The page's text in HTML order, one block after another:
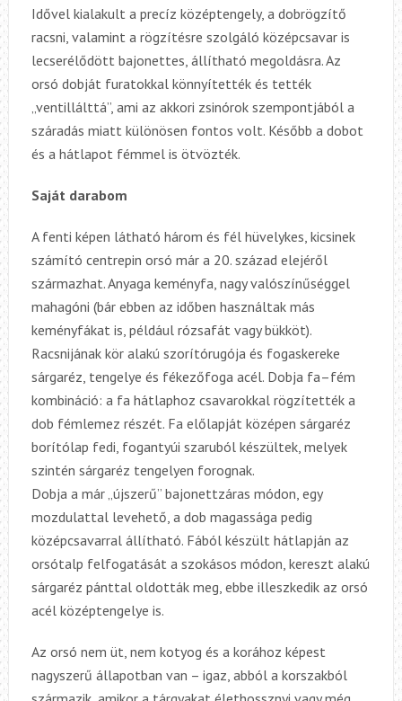
Idővel kialakult a precíz középtengely, a dobrögzítő
racsni, valamint a rögzítésre szolgáló középcsavar is
lecserélődött bajonettes, állítható megoldásra. Az
orsó dobját furatokkal könnyítették és tették
„ventillálttá”, ami az akkori zsinórok szempontjából a
száradás miatt különösen fontos volt. Később a dobot
és a hátlapot fémmel is ötvözték.
Saját darabom
A fenti képen látható három és fél hüvelykes, kicsinek
számító centrepin orsó már a 20. század elejéről
származhat. Anyaga keményfa, nagy valószínűséggel
mahagóni (bár ebben az időben használtak más
keményfákat is, például rózsafát vagy bükköt).
Racsnijának kör alakú szorítórugója és fogaskereke
sárgaréz, tengelye és fékezőfoga acél. Dobja fa–fém
kombináció: a fa hátlaphoz csavarokkal rögzítették a
dob fémlemez részét. Fa előlapját középen sárgaréz
borítólap fedi, fogantyúi szaruból készültek, melyek
szintén sárgaréz tengelyen forognak.
Dobja a már „újszerű” bajonettzáras módon, egy
mozdulattal levehető, a dob magassága pedig
középcsavarral állítható. Fából készült hátlapján az
orsótalp felfogatását a szokásos módon, kereszt alakú
sárgaréz pánttal oldották meg, ebbe illeszkedik az orsó
acél középtengelye is.
Az orsó nem üt, nem kotyog és a korához képest
nagyszerű állapotban van – igaz, abból a korszakból